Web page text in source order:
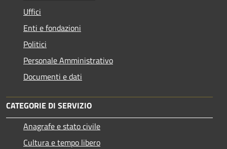
Uffici
Enti e fondazioni
Politici
Personale Amministrativo
Documenti e dati
CATEGORIE DI SERVIZIO
Anagrafe e stato civile
Cultura e tempo libero